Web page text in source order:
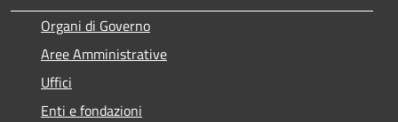
Organi di Governo
Aree Amministrative
Uffici
Enti e fondazioni